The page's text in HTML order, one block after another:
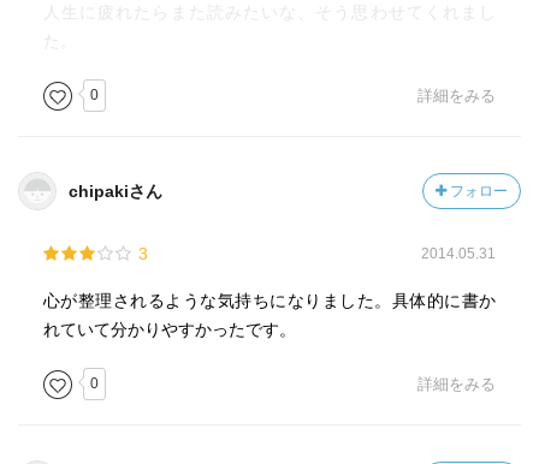
人生に疲れたらまた読みたいな、そう思わせてくれまし
た。
0 詳細をみる
chipakiさん フォロー
3 2014.05.31
心が整理されるような気持ちになりました。具体的に書か
れていて分かりやすかったです。
0 詳細をみる